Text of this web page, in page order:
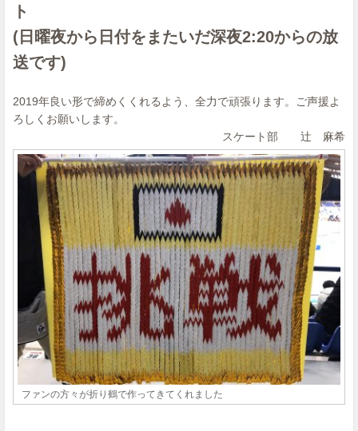
ト
(日曜夜から日付をまたいだ深夜2:20からの放
送です)
2019年良い形で締めくくれるよう、全力で頑張ります。ご声援よ
ろしくお願いします。
スケート部 辻 麻希
ファンの方々が折り鶴で作ってきてくれました